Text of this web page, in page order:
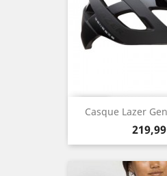
Casque Lazer
Prix